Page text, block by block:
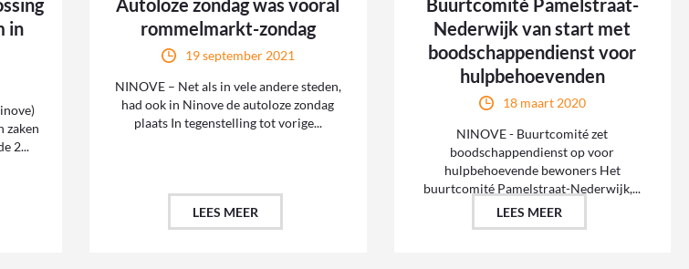
in
zaken
2...
Autoloze zondag was vooral
rommelmarkt-zondag
19 september 2021
NINOVE – Net als in vele andere steden,
had ook in Ninove de autoloze zondag
plaats In tegenstelling tot vorige...
LEES MEER
Buurtcomité Pamelstraat-
Nederwijk van start met
boodschappendienst voor
hulpbehoevenden
18 maart 2020
NINOVE - Buurtcomité zet
boodschappendienst op voor
hulpbehoevende bewoners Het
buurtcomité Pamelstraat-Nederwijk,...
LEES MEER